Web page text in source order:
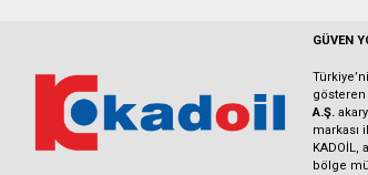
GÜVEN
gösteren
A.Ş.
markası
KADOİL,
bölge